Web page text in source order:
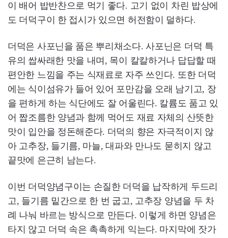
이 배어 밥반찬으로 먹기 좋다. 고기 없이 차린 밥상에
도 더덕구이 한 접시가 있으면 허전함이 덜하다.
더덕은 사포닌을 품은 뿌리채소다. 사포닌은 더덕 특
유의 쌉싸래한 맛을 내며, 목이 칼칼하거나 답답할 때
편안한 느낌을 주는 식재료로 자주 쓰인다. 또한 더덕
에는 식이섬유가 들어 있어 포만감을 오래 남기고, 장
을 편하게 하는 식단에도 잘 어울린다. 칼륨도 품고 있
어 짭조름한 양념과 함께 먹어도 재료 자체의 산뜻한
맛이 입안을 정돈해준다. 더덕의 향은 자극적이지 않
아 고추장, 들기름, 마늘, 대파와 만나도 묻히지 않고
끝맛에 은근히 남는다.
이번 더덕양념구이는 손질한 더덕을 납작하게 두드리
고, 들기름 밑간으로 한 번 굽고, 고추장 양념을 두 차
례 나눠 바르는 방식으로 만든다. 이렇게 하면 양념은
타지 않고 더덕 속은 촉촉하게 익는다. 마지막에 잣가